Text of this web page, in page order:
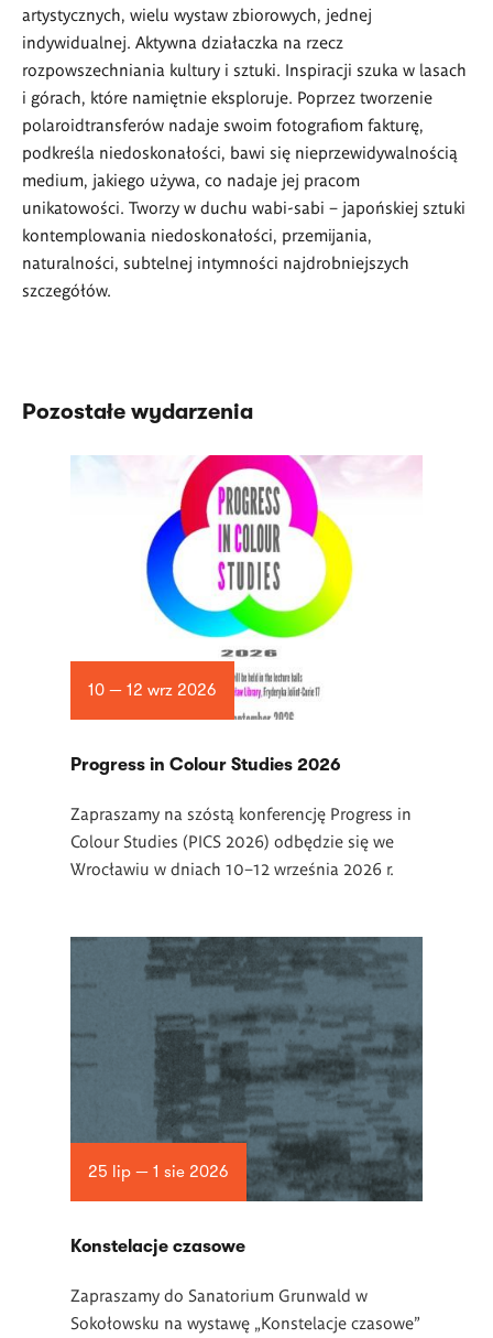
artystycznych, wielu wystaw zbiorowych, jednej
indywidualnej. Aktywna działaczka na rzecz
rozpowszechniania kultury i sztuki. Inspiracji szuka w lasach
i górach, które namiętnie eksploruje. Poprzez tworzenie
polaroidtransferów nadaje swoim fotografiom fakturę,
podkreśla niedoskonałości, bawi się nieprzewidywalnością
medium, jakiego używa, co nadaje jej pracom
unikatowości. Tworzy w duchu wabi-sabi – japońskiej sztuki
kontemplowania niedoskonałości, przemijania,
naturalności, subtelnej intymności najdrobniejszych
szczegółów.
Pozostałe wydarzenia
10 — 12 wrz 2026
Progress in Colour Studies 2026
Zapraszamy na szóstą konferencję Progress in
Colour Studies (PICS 2026) odbędzie się we
Wrocławiu w dniach 10–12 września 2026 r.
25 lip — 1 sie 2026
Konstelacje czasowe
Zapraszamy do Sanatorium Grunwald w
Sokołowsku na wystawę „Konstelacje czasowe”